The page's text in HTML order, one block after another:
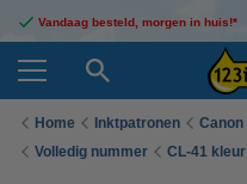
Vandaag besteld, morgen in huis!*
Home Inktpatronen Canon
Volledig nummer
CL-41 kleur